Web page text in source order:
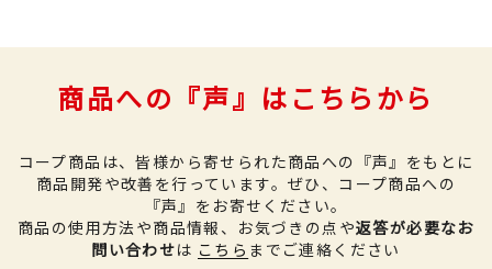
商品への『声』はこちらから
コープ商品は、皆様から寄せられた商品への『声』をもとに
商品開発や改善を行っています。 ぜひ、コープ商品への
『声』をお寄せください。
商品の使用方法や商品情報、お気づきの点や返答が必要なお
問い合わせは こちら までご連絡ください